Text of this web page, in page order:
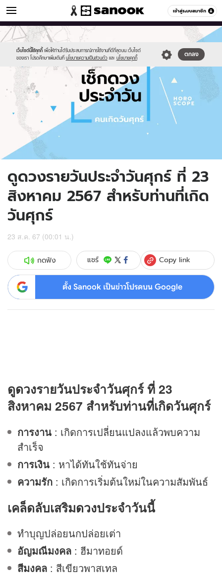
เข้าสู่ระบบสมาชิก
ดูดวง หมวดอื่นๆ
เว็บไซต์นี้ใช้คุกกี้ เพื่อให้ท่านได้รับประสบการณ์การใช้งานที่ดีที่สุดบน เว็บไซต์
ของเรา โปรดศึกษาเพิ่มเติมที่ นโยบายความเป็นส่วนตัว และ นโยบายคุกกี้
ตกลง
Sanook
//s.isanook.com/sr/0/images/logo-
new-
sanook.png
600
60
//s.isanook.com/ho/0/ud/fxd/day/daily-
horoscope-
friday.jpg
ดูดวงรายวันประจำวันศุกร์ ที่ 23
สิงหาคม 2567 สำหรับท่านที่เกิด
วันศุกร์
23 ส.ค. 67 (00:01 น.)
กดฟัง แชร์ Copy link
ตั้ง Sanook เป็นข่าวโปรดบน Google
ดูดวงรายวันประจำวันศุกร์ ที่ 23
สิงหาคม 2567 สำหรับท่านที่เกิดวันศุกร์
การงาน : เกิดการเปลี่ยนแปลงแล้วพบความ
สำเร็จ
การเงิน : หาได้ทันใช้ทันจ่าย
ความรัก : เกิดการเริ่มต้นใหม่ในความสัมพันธ์
เคล็ดลับเสริมดวงประจำวันนี้
ทำบุญปล่อยนกปล่อยเต่า
อัญมณีมงคล : ฮีมาทอยด์
สีมงคล : สีเขียวพาสเทล